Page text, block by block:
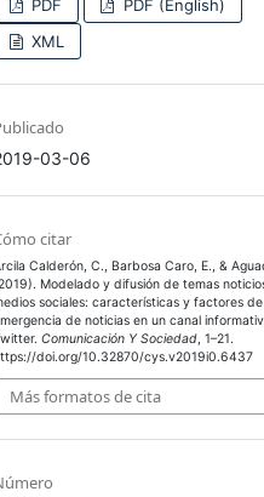
PDF
PDF (English)
XML
03-06
citar
Calderón, C., Barbosa Caro, E., &
Modelado y difusión de temas
sociales: características y factores de
de noticias en un canal
Comunicación Y Sociedad, 1–21.
doi.org/10.32870/cys.v2019i0.6437
Más formatos de cita